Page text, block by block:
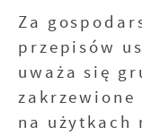
Za
przepisów
uważa się
na użytkach